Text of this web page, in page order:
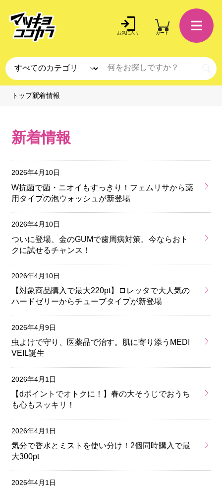
お気に入り カート
トップ新着情報
新着情報
2026年4月10日
W抗菌で菌・ニオイもすっきり！フェムリサから薬
用タイプの泡ウォッシュが新登場
2026年4月10日
ついに登場、金のGUMで歯周病対策。今ならおト
クに試せるチャンス！
2026年4月10日
【対象商品購入で最大220pt】ロレッタで大人気の
ハードゼリーからチューブタイプが新登場
2026年4月9日
虫よけで守り、医薬品で治す。肌に寄り添うMEDI
VEIL誕生
2026年4月1日
【dポイントでオトクに！】春の大そうじでおうち
も心もスッキリ！
2026年4月1日
気分で香水とミストを使い分け！2個同時購入で最
大300pt
2026年4月1日